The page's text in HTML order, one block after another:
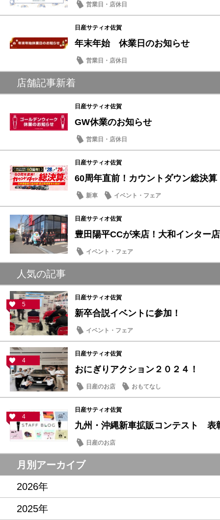
営業日・店休日
日産サティオ佐賀
年末年始 休業日のお知らせ
営業日・店休日
店舗記事新着
日産サティオ佐賀
GW休業のお知らせ
営業日・店休日
日産サティオ佐賀
60周年直前！カウントダウン総決算
新車 イベント・フェア
日産サティオ佐賀
豊田陽平CCが来店！大和インター
イベント・フェア
人気の記事
5
日産サティオ佐賀
新卒合説イベントに参加！
イベント・フェア
4
日産サティオ佐賀
おにぎりアクション２０２４！
日産のお店 おもてなし
4
日産サティオ佐賀
九州・沖縄新車拡販コンテスト 表
日産のお店
月別アーカイブ
2026年
2025年